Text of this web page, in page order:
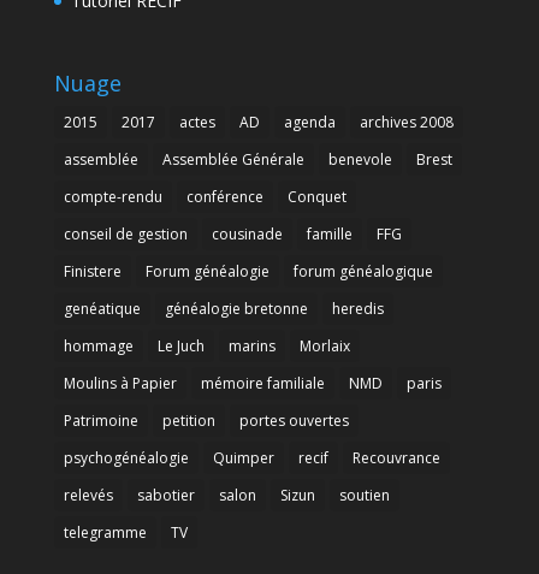
Nuage
2015 2017 actes AD agenda
archives 2008
assemblée
Assemblée Générale benevole
Brest
compte-rendu
conférence
Conquet
conseil de gestion
cousinade famille
FFG
Finistere
Forum généalogie
forum généalogique
genéatique
généalogie bretonne
heredis
hommage
Le Juch marins
Morlaix
Moulins à Papier
mémoire familiale NMD
paris
Patrimoine
petition
portes ouvertes
psychogénéalogie
Quimper recif
Recouvrance
relevés
sabotier salon Sizun
soutien
telegramme
TV